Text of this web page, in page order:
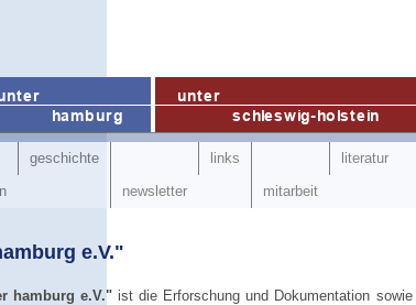
geschichte
newsletter
links
mitarbeit
literatur
e.V."
hamburg e.V."ist die Erforschung und Dokumentation